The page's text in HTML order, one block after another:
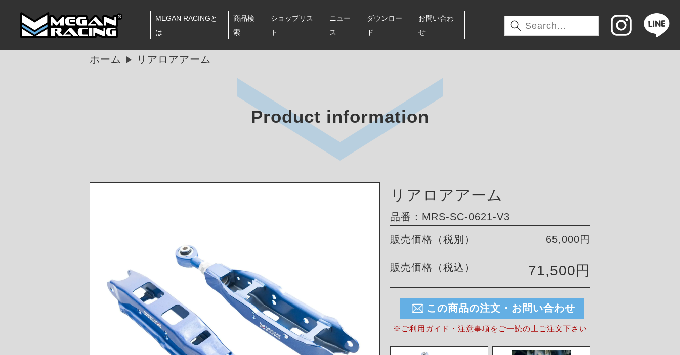
MEGAN RACINGと
は
商品検
索
ショップリス
ト
ニュー
ス
ダウンロー
ド
お問い合わ
せ
ホーム リアロアアーム
Product information
リアロアアーム
品番：MRS-SC-0621-V3
販売価格（税別） 65,000円
販売価格（税込） 71,500円
この商品の注文・お問い合わせ
※ ご利用ガイド・注意事項を ご一読の上ご注文下さい